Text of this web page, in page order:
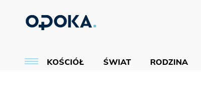
KOŚCIÓŁ ŚWIAT RODZINA